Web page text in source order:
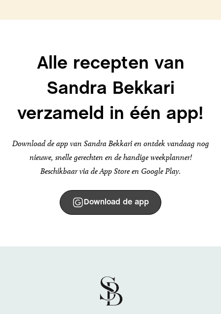
Alle recepten van
Sandra Bekkari
verzameld in één app!
Download de app van Sandra Bekkari en ontdek vandaag nog
nieuwe, snelle gerechten en de handige weekplanner!
Beschikbaar via de App Store en Google Play.
Download de app